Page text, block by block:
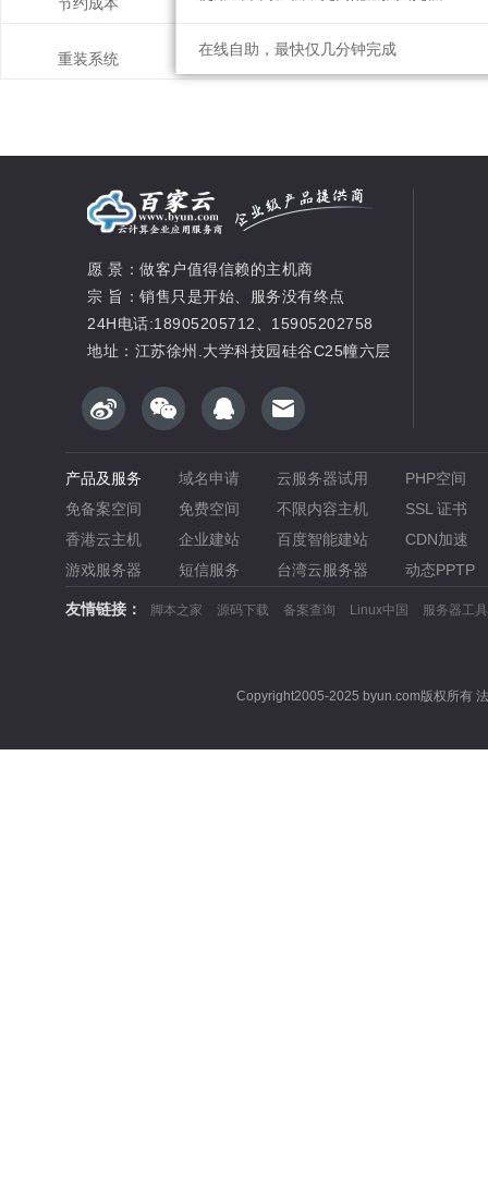
重装系统
在线自助，最快仅几分钟完成
愿 景：做客户值得信赖的主机商
宗 旨：销售只是开始、服务没有终点
24H电话:18905205712、15905202758
地址：江苏徐州.大学科技园硅谷C25幢六层
产品及服务 域名申请 云服务器试用
PHP空间
免备案空间
免费空间 不限内容主机
SSL 证书
香港云主机
企业建站 百度智能建站
CDN加速
游戏服务器
短信服务 台湾云服务器 动态PPTP
友情链接： 脚本之家 源码下载 备案查询 Linux中国 服务器工具
Copyright2005-2025 byun.com版权所有